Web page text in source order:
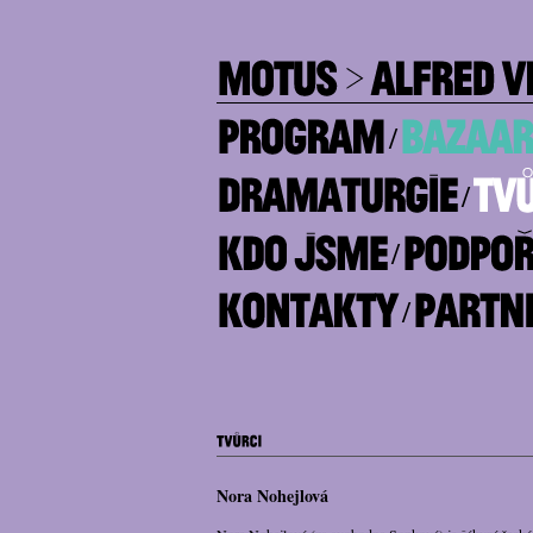
/
/
/
/
Nora Nohejlová